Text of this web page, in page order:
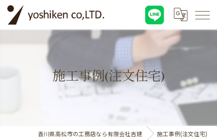
施工事例(注文住宅)
香川県高松市の工務店なら有限会社吉建 施工事例(注文住宅)